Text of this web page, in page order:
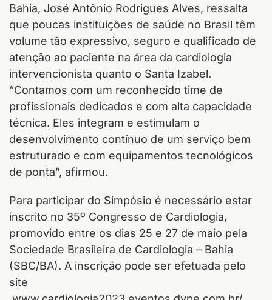
Bahia, José Antônio Rodrigues Alves, ressalta
que poucas instituições de saúde no Brasil têm
volume tão expressivo, seguro e qualificado de
atenção ao paciente na área da cardiologia
intervencionista quanto o Santa Izabel.
“Contamos com um reconhecido time de
profissionais dedicados e com alta capacidade
técnica. Eles integram e estimulam o
desenvolvimento contínuo de um serviço bem
estruturado e com equipamentos tecnológicos
de ponta”, afirmou.
Para participar do Simpósio é necessário estar
inscrito no 35º Congresso de Cardiologia,
promovido entre os dias 25 e 27 de maio pela
Sociedade Brasileira de Cardiologia – Bahia
(SBC/BA). A inscrição pode ser efetuada pelo
site